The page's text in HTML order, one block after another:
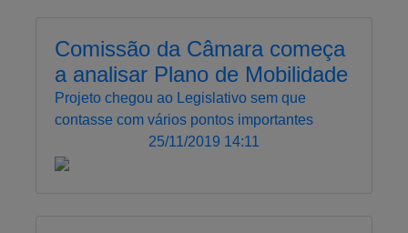
Comissão da Câmara começa
a analisar Plano de Mobilidade
Projeto chegou ao Legislativo sem que
contasse com vários pontos importantes
25/11/2019 14:11